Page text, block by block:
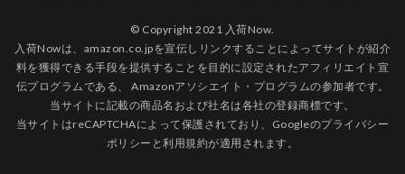
© Copyright 2021 入荷Now.
入荷Nowは、amazon.co.jpを宣伝しリンクすることによってサイトが紹介
料を獲得できる手段を提供することを目的に設定されたアフィリエイト宣
伝プログラムである、 Amazonアソシエイト・プログラムの参加者です。
当サイトに記載の商品名および社名は各社の登録商標です。
当サイトはreCAPTCHAによって保護されており、Googleのプライバシー
ポリシー と利用規約が適用されます。